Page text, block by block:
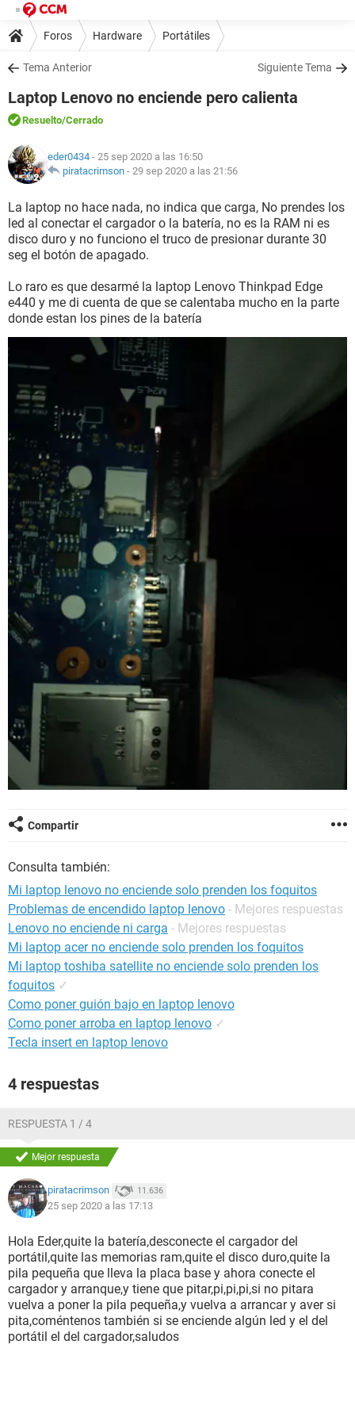
Foros Hardware Portátiles
Tema Anterior Siguiente Tema
Laptop Lenovo no enciende pero calienta
Resuelto/Cerrado
eder0434 - 25 sep 2020 a las 16:50
piratacrimson - 29 sep 2020 a las 21:56
La laptop no hace nada, no indica que carga, No prendes los
led al conectar el cargador o la batería, no es la RAM ni es
disco duro y no funciono el truco de presionar durante 30
seg el botón de apagado.
Lo raro es que desarmé la laptop Lenovo Thinkpad Edge
e440 y me di cuenta de que se calentaba mucho en la parte
donde estan los pines de la batería
Compartir
Consulta también:
Mi laptop lenovo no enciende solo prenden los foquitos
Problemas de encendido laptop lenovo - Mejores respuestas
Lenovo no enciende ni carga - Mejores respuestas
Mi laptop acer no enciende solo prenden los foquitos
Mi laptop toshiba satellite no enciende solo prenden los
foquitos ✓
Como poner guión bajo en laptop lenovo
Como poner arroba en laptop lenovo ✓
Tecla insert en laptop lenovo
4 respuestas
RESPUESTA 1 / 4
Mejor respuesta
piratacrimson 11.636
25 sep 2020 a las 17:13
Hola Eder,quite la batería,desconecte el cargador del
portátil,quite las memorias ram,quite el disco duro,quite la
pila pequeña que lleva la placa base y ahora conecte el
cargador y arranque,y tiene que pitar,pi,pi,pi,si no pitara
vuelva a poner la pila pequeña,y vuelva a arrancar y aver si
pita,coméntenos también si se enciende algún led y el del
portátil el del cargador,saludos